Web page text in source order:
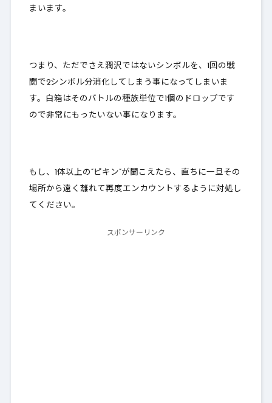
まいます。
つまり、ただでさえ潤沢ではないシンボルを、 1回の戦
闘で2シンボル分消化してしまう事になってしまいま
す。白箱はそのバトルの種族単位で1個のドロップです
ので非常にもったいない事になります。
もし、1体以上の”ピキン”が聞こえたら、直ちに一旦その
場所から遠く離れて再度エンカウントするように対処し
てください。
スポンサーリンク